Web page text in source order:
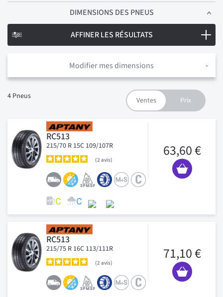
DIMENSIONS DES PNEUS
Modifier mes dimensions
4 Pneus
RC513
215/70 R 15C 109/107R
2 avis
63,60 €
RC513
215/75 R 16C 113/111R
2 avis
71,10 €
AFFINER LES RÉSULTATS